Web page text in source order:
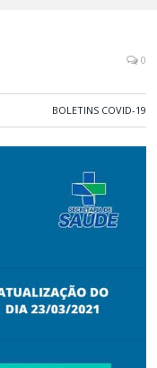
0
BOLETINS COVID-19